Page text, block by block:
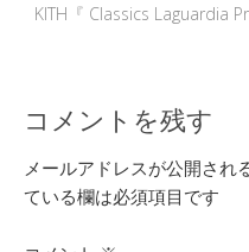
KITH『 Classics Laguardia
コメントを残す
メールアドレスが公開され
ている欄は必須項目です